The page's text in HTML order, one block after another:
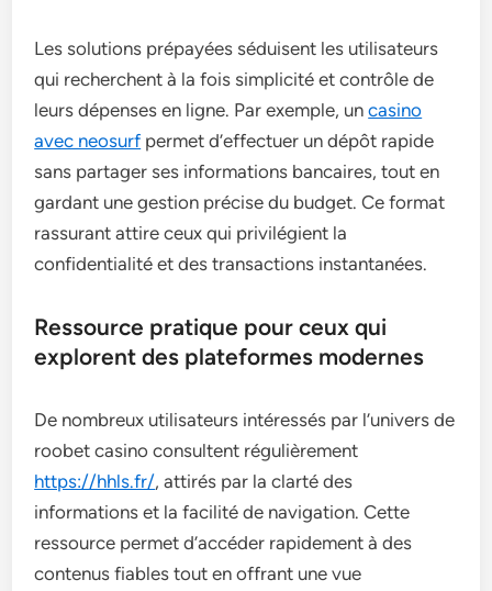
Les solutions prépayées séduisent les utilisateurs
qui recherchent à la fois simplicité et contrôle de
leurs dépenses en ligne. Par exemple, uncasino
avec neosurf permet d’effectuer un dépôt rapide
sans partager ses informations bancaires, tout en
gardant une gestion précise du budget. Ce format
rassurant attire ceux qui privilégient la
confidentialité et des transactions instantanées.
Ressource pratique pour ceux qui
explorent des plateformes modernes
De nombreux utilisateurs intéressés par l’univers de
roobet casino consultent régulièrement
https://hhls.fr/, attirés par la clarté des
informations et la facilité de navigation. Cette
ressource permet d’accéder rapidement à des
contenus fiables tout en offrant une vue